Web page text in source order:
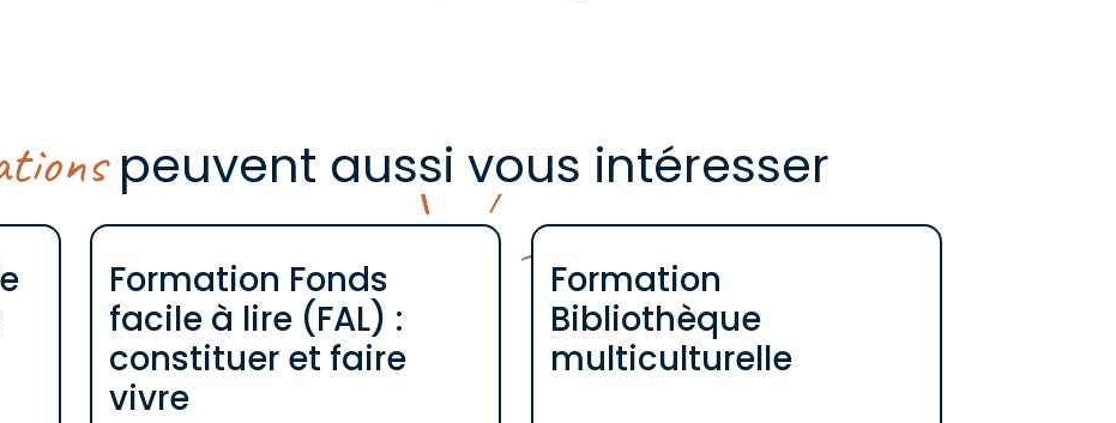
peuvent aussi vous intéresser
Formation Fonds
facile à lire (FAL) :
constituer et faire
vivre
Formation
Bibliothèque
multiculturelle